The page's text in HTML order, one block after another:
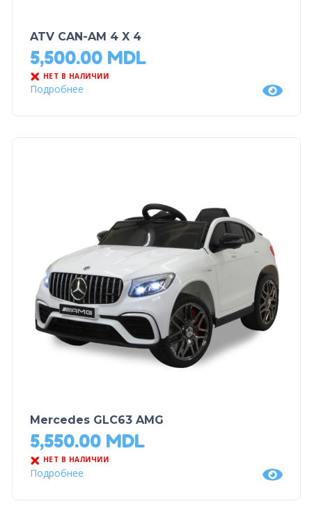
ATV CAN-AM 4 X 4
5,500.00 MDL
НЕТ В НАЛИЧИИ
Подробнее
Mercedes GLC63 AMG
5,550.00 MDL
НЕТ В НАЛИЧИИ
Подробнее